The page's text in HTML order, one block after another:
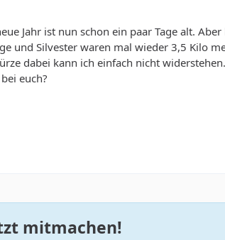
Jahr ist nun schon ein paar Tage alt.
und Silvester waren mal wieder 3,5 Kilo
dabei kann ich einfach nicht
euch?
mitmachen!